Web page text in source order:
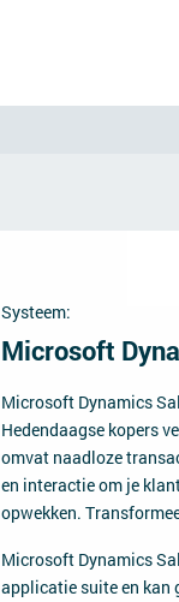
Systeem:
Microsoft
Microsoft Dynamics
Hedendaagse kopers
omvat naadloze
en interactie om je
opwekken.
Microsoft Dynamics
applicatie suite en kan